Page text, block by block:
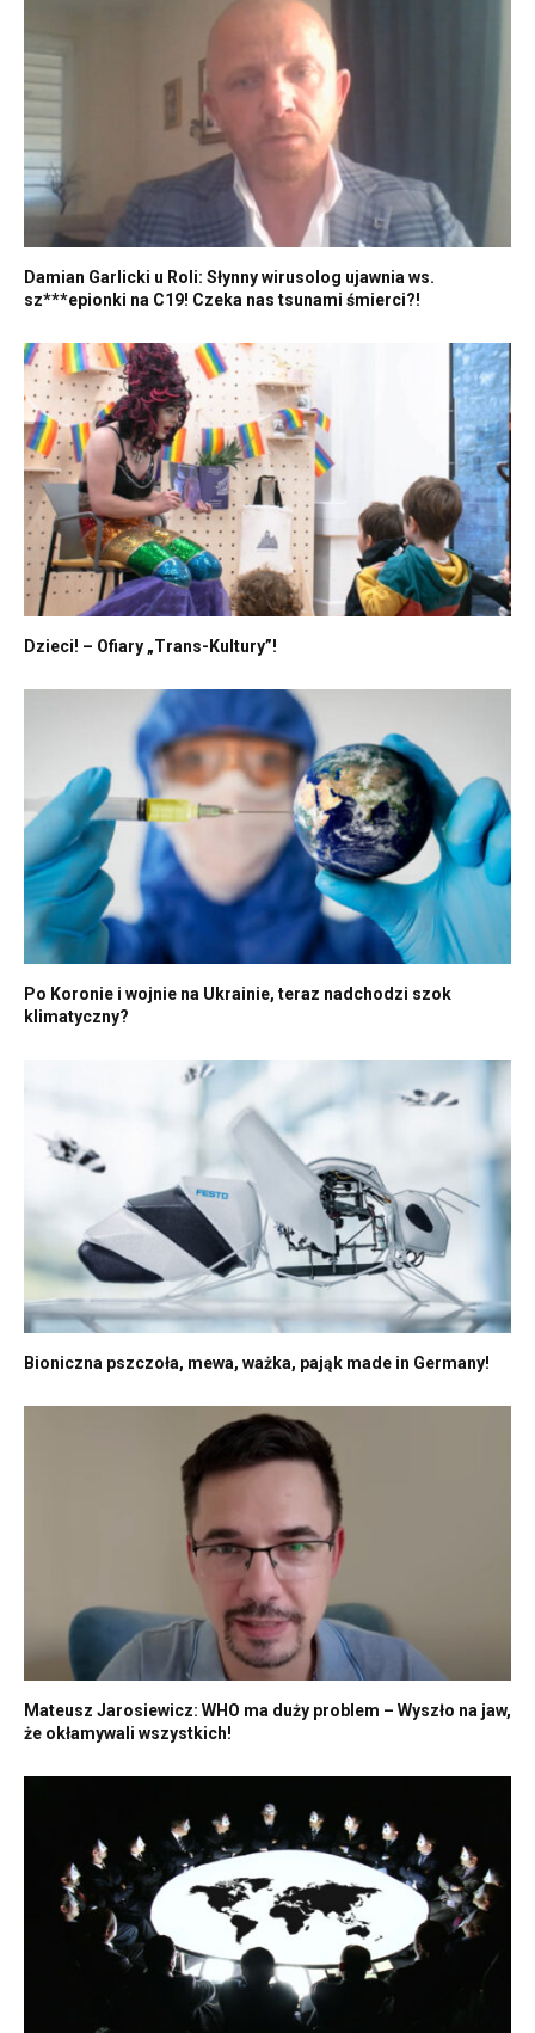
Damian Garlicki u Roli: Słynny wirusolog ujawnia ws.
sz***epionki na C19! Czeka nas tsunami śmierci?!
Dzieci! – Ofiary „Trans-Kultury”!
Po Koronie i wojnie na Ukrainie, teraz nadchodzi szok
klimatyczny?
Bioniczna pszczoła, mewa, ważka, pająk made in Germany!
Mateusz Jarosiewicz: WHO ma duży problem – Wyszło na jaw,
że okłamywali wszystkich!